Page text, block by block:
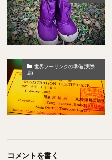
世界ツーリングの準備(実際
扁)
コメントを書く